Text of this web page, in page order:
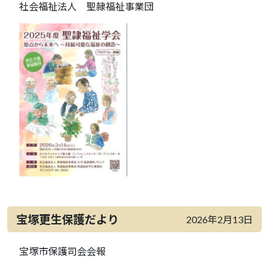
社会福祉法人 聖隷福祉事業団
宝塚更生保護だより 2026年2月13日
宝塚市保護司会会報